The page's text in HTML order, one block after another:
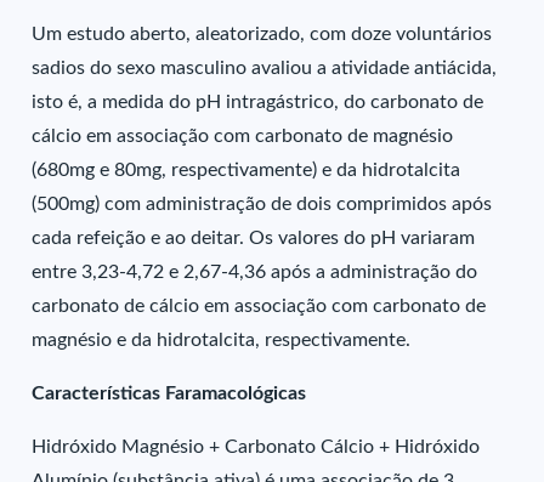
Um estudo aberto, aleatorizado, com doze voluntários
sadios do sexo masculino avaliou a atividade antiácida,
isto é, a medida do pH intragástrico, do carbonato de
cálcio em associação com carbonato de magnésio
(680mg e 80mg, respectivamente) e da hidrotalcita
(500mg) com administração de dois comprimidos após
cada refeição e ao deitar. Os valores do pH variaram
entre 3,23-4,72 e 2,67-4,36 após a administração do
carbonato de cálcio em associação com carbonato de
magnésio e da hidrotalcita, respectivamente.
Características Faramacológicas
Hidróxido Magnésio + Carbonato Cálcio + Hidróxido